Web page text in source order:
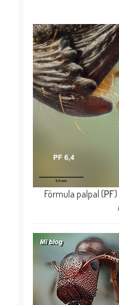
Fórmula palpal (PF)